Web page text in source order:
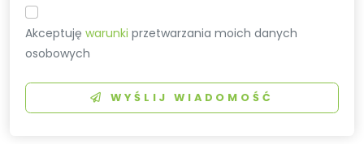
Akceptujęwarunki przetwarzania moich danych
osobowych
WYŚLIJ WIADOMOŚĆ